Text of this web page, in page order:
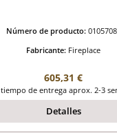
Número de producto:
Fabricante: Fireplace
Precio normal:
605,31 €
tiempo de entrega aprox. 2-3
Detalles